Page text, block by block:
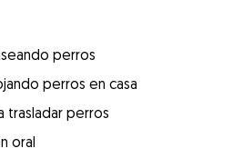
perros
perros en casa
trasladar perros
oral